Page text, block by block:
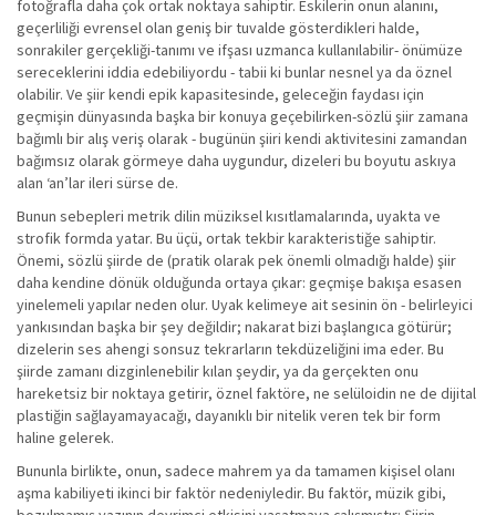
fotoğrafla daha çok ortak noktaya sahiptir. Eskilerin onun alanını,
geçerliliği evrensel olan geniş bir tuvalde gösterdikleri halde,
sonrakiler gerçekliği-tanımı ve ifşası uzmanca kullanılabilir- önümüze
sereceklerini iddia edebiliyordu - tabii ki bunlar nesnel ya da öznel
olabilir. Ve şiir kendi epik kapasitesinde, geleceğin faydası için
geçmişin dünyasında başka bir konuya geçebilirken-sözlü şiir zamana
bağımlı bir alış veriş olarak - bugünün şiiri kendi aktivitesini zamandan
bağımsız olarak görmeye daha uygundur, dizeleri bu boyutu askıya
alan ‘an’lar ileri sürse de.
Bunun sebepleri metrik dilin müziksel kısıtlamalarında, uyakta ve
strofik formda yatar. Bu üçü, ortak tekbir karakteristiğe sahiptir.
Önemi, sözlü şiirde de (pratik olarak pek önemli olmadığı halde) şiir
daha kendine dönük olduğunda ortaya çıkar: geçmişe bakışa esasen
yinelemeli yapılar neden olur. Uyak kelimeye ait sesinin ön - belirleyici
yankısından başka bir şey değildir; nakarat bizi başlangıca götürür;
dizelerin ses ahengi sonsuz tekrarların tekdüzeliğini ima eder. Bu
şiirde zamanı dizginlenebilir kılan şeydir, ya da gerçekten onu
hareketsiz bir noktaya getirir, öznel faktöre, ne selüloidin ne de dijital
plastiğin sağlayamayacağı, dayanıklı bir nitelik veren tek bir form
haline gelerek.
Bununla birlikte, onun, sadece mahrem ya da tamamen kişisel olanı
aşma kabiliyeti ikinci bir faktör nedeniyledir. Bu faktör, müzik gibi,